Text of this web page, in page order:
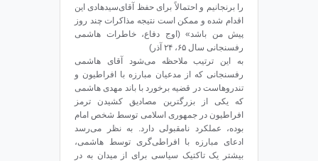
را برنجانیم و احتمالاً برای حفظ آقای‌سید‌هادی این
اقدام شده و ممکن است نتیجه مذاکرات چند روز
پیش من باشد» (اوج دفاع، خاطرات هاشمی
رفسنجانی سال ۶۵، ۲۴ آذر)
به این ترتیب ملاحظه می‌شود آقای هاشمی
رفسنجانی که از مدعیان مبارزه با افراطیون و
تندروهاست در قضیه برخورد با باند مهدی هاشمی
که یکی از بزرگترین مصادیق کشیدن ترمز
افراطیون در جمهوری اسلامی توسط شخص امام
بوده، عملکرد نامقبولی دارد. به نظر می‌رسد
ادعای مبارزه با افراطی‌گری توسط هاشمی،
بیشتر یک تاکتیک سیاسی برای از میدان به در